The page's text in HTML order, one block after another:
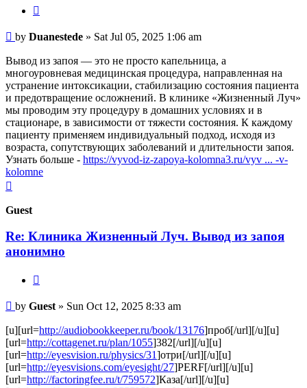
Post
by Duanestede » Sat Jul 05, 2025 1:06 am
Вывод из запоя — это не просто капельница, а
многоуровневая медицинская процедура, направленная на
устранение интоксикации, стабилизацию состояния пациента
и предотвращение осложнений. В клинике «Жизненный Луч»
мы проводим эту процедуру в домашних условиях и в
стационаре, в зависимости от тяжести состояния. К каждому
пациенту применяем индивидуальный подход, исходя из
возраста, сопутствующих заболеваний и длительности запоя.
Узнать больше - https://vyvod-iz-zapoya-kolomna3.ru/vyv ... -v-
kolomne
Guest
Re: Клиника Жизненный Луч. Вывод из запоя
анонимно
Post
by Guest » Sun Oct 12, 2025 8:33 am
[u][url=http://audiobookkeeper.ru/book/13176]проб[/url][/u][u]
[url=http://cottagenet.ru/plan/1055]382[/url][/u][u]
[url=http://eyesvision.ru/physics/31]отри[/url][/u][u]
[url=http://eyesvisions.com/eyesight/27]PERF[/url][/u][u]
[url=http://factoringfee.ru/t/759572]Каза[/url][/u][u]